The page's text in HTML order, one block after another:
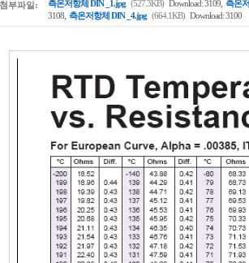
첨부파일: 측온저항체 DIN _1.jpg (527.3KB) Download: 3109, 측온
3108, 측온저항체 DIN _4.jpg (664.1KB) Download: 3100